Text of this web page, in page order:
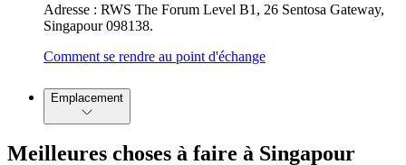
Adresse : RWS The Forum Level B1, 26 Sentosa Gateway,
Singapour 098138.
Comment se rendre au point d'échange
Emplacement
Meilleures choses à faire à Singapour